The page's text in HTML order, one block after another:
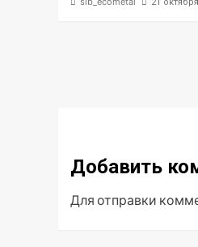
Добавить
Для отправки